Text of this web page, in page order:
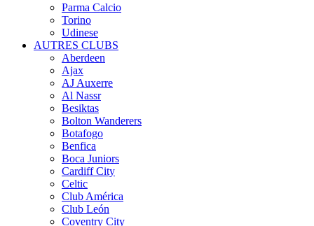
Parma Calcio
Torino
Udinese
AUTRES CLUBS
Aberdeen
Ajax
AJ Auxerre
Al Nassr
Besiktas
Bolton Wanderers
Botafogo
Benfica
Boca Juniors
Cardiff City
Celtic
Club América
Club León
Coventry City